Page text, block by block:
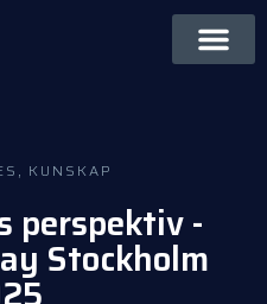
, KUNSKAP
perspektiv -
Stockholm